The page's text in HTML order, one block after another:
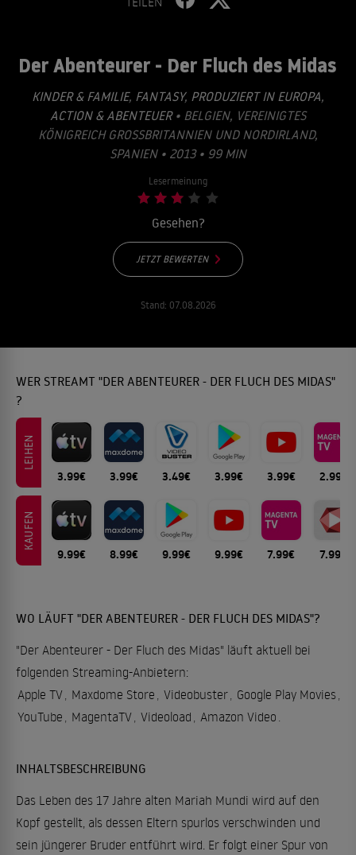
Der Abenteurer - Der Fluch des Midas
KINDER & FAMILIE, FANTASY, PRODUZIERT IN EUROPA,
ACTION & ABENTEUER• BELGIEN, VEREINIGTES
KÖNIGREICH GROSSBRITANNIEN UND NORDIRLAND, S
PANIEN • 2013 • 99 MIN
Lesermeinung
Gesehen?
JETZT BEWERTEN
Stand: 07.08.2026
WER STREAMT "DER ABENTEURER - DER FLUCH DES MIDAS"
?
LEIHEN
3.99€ 3.99€ 3.49€ 3.99€ 3.99€ 2.99€
KAUFEN
9.99€ 8.99€ 9.99€ 9.99€ 7.99€ 7.99€
WO LÄUFT "DER ABENTEURER - DER FLUCH DES MIDAS"?
"Der Abenteurer - Der Fluch des Midas" läuft aktuell bei
folgenden Streaming-Anbietern:
Apple TV, Maxdome Store , Videobuster, Google Play Movies,
YouTube , MagentaTV, Videoload , Amazon Video .
INHALTSBESCHREIBUNG
Das Leben des 17 Jahre alten Mariah Mundi wird auf den
Kopf gestellt, als dessen Eltern spurlos verschwinden und
sein jüngerer Bruder entführt wird. Er folgt einer Spur von